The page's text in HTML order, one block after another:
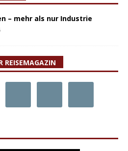
– mehr als nur Industrie
REISEMAGAZIN